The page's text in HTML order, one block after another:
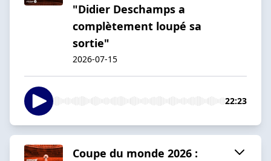
"Didier Deschamps a
complètement loupé sa
sortie"
2026-07-15
22:23
Coupe du monde 2026 :